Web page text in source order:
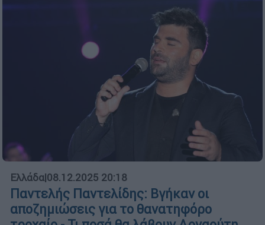
Ελλάδα|08.12.2025 20:18
Παντελής Παντελίδης: Βγήκαν οι
αποζημιώσεις για το θανατηφόρο